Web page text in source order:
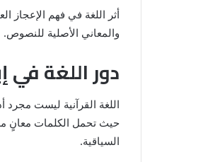
أثر اللغة في فهم الإعجاز
والمعاني الأصلية للنصوص.
دور اللغة في
اللغة القرآنية ليست مجرد
حيث تحمل الكلمات معانٍ
السياقية.